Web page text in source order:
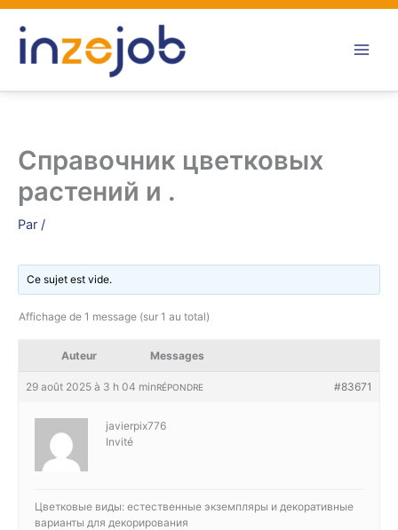
Aller
contenu
Справочник цветковых
растений и .
Par /
Ce sujet est vide.
Affichage de 1 message (sur 1 au total)
Auteur Messages
29 août 2025 à 3 h 04 min #83671
RÉPONDRE
javierpix776
Invité
Цветковые виды: естественные экземпляры и декоративные
варианты для декорирования